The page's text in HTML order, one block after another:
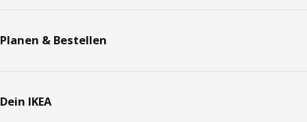
Planen & Bestellen
Dein IKEA